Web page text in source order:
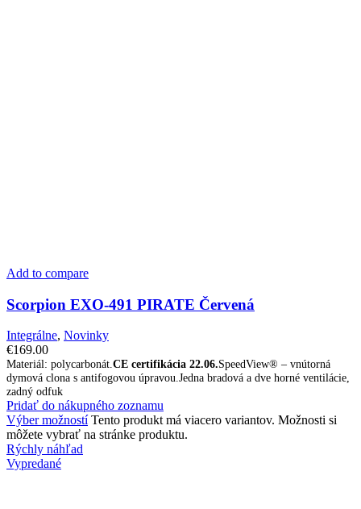
Add to compare
Scorpion EXO-491 PIRATE Červená
Integrálne, Novinky
€169.00
Materiál: polycarbonát.CE certifikácia 22.06.SpeedView® – vnútorná
dymová clona s antifogovou úpravou.Jedna bradová a dve horné ventilácie,
zadný odfuk
Pridať do nákupného zoznamu
Výber možností Tento produkt má viacero variantov. Možnosti si
môžete vybrať na stránke produktu.
Rýchly náhľad
Vypredané